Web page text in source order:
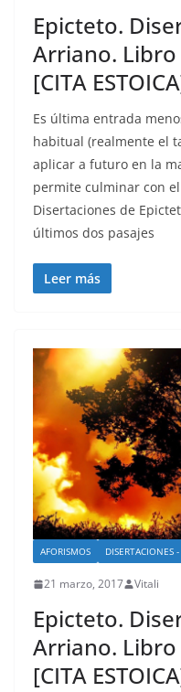
Epicteto.
Arriano. Libro
[CITA
Es última entrada
habitual (realmente el
aplicar a futuro en la
permite culminar con
Disertaciones de
últimos dos pasajes
Leer más
AFORISMOS DISERTACIONES
21 marzo, 2017 Vitali
Epicteto.
Arriano. Libro
[CITA